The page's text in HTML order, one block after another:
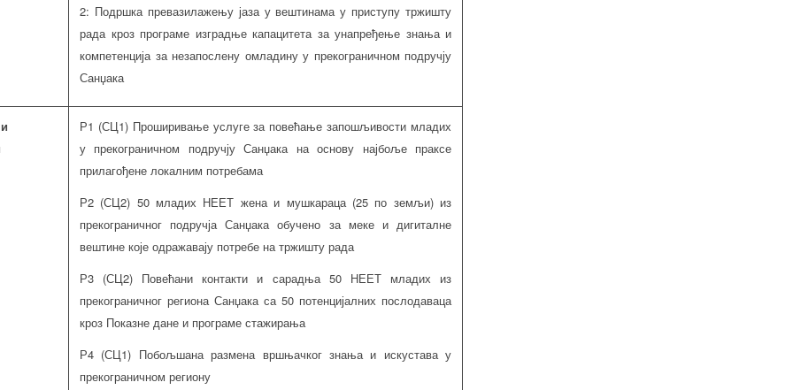
2: Подршка превазилажењу јаза у вештинама у приступу тржишту
рада кроз програме изградње капацитета за унапређење знања и
компетенција за незапослену омладину у прекограничном подручју
Санџака
Р1 (СЦ1) Проширивање услуге за повећање запошљивости младих
у прекограничном подручју Санџака на основу најбоље праксе
прилагођене локалним потребама
Р2 (СЦ2) 50 младих НЕЕТ жена и мушкараца (25 по земљи) из
прекограничног подручја Санџака обучено за меке и дигиталне
вештине које одражавају потребе на тржишту рада
Р3 (СЦ2) Повећани контакти и сарадња 50 НЕЕТ младих из
прекограничног региона Санџака са 50 потенцијалних послодаваца
кроз Показне дане и програме стажирања
Р4 (СЦ1) Побољшана размена вршњачког знања и искустава у
прекограничном региону